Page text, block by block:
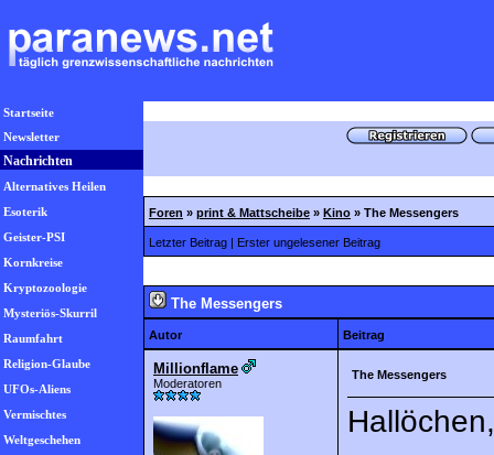
Startseite
Newsletter
Nachrichten
Alternatives Heilen
Esoterik
Geister-PSI
Kornkreise
Kryptozoologie
Mysteriös-Skurril
Raumfahrt
Religion-Glaube
UFOs-Aliens
Vermischtes
Weltgeschehen
Foren » print & Mattscheibe » Kino » The Messengers
Letzter Beitrag | Erster ungelesener Beitrag
The Messengers
Autor Beitrag
Millionflame
Moderatoren
The Messengers
Hallöchen,